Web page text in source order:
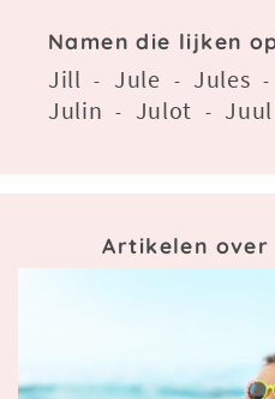
Namen die lijken
Jill - Jule - Jules -
Julin - Julot - Juul
Artikelen over